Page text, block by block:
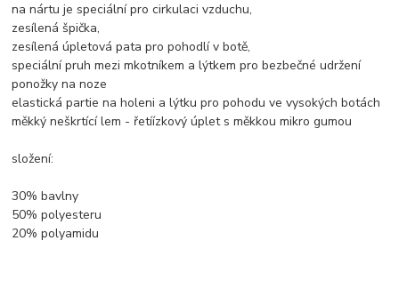
na nártu je speciální pro cirkulaci vzduchu,
zesílená špička,
zesílená úpletová pata pro pohodlí v botě,
speciální pruh mezi mkotníkem a lýtkem pro bezbečné udržení
ponožky na noze
elastická partie na holeni a lýtku pro pohodu ve vysokých botách
měkký neškrtící lem - řetíízkový úplet s měkkou mikro gumou
složení:
30% bavlny
50% polyesteru
20% polyamidu